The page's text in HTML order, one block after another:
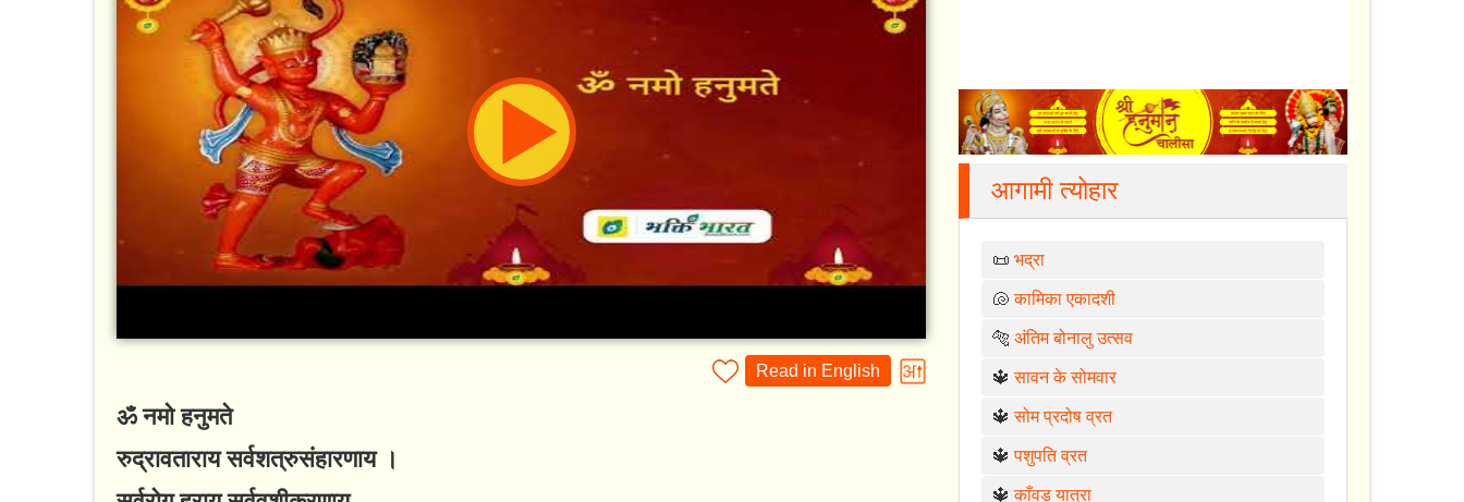
Read in English
ॐ नमो हनुमते
रुद्रावताराय सर्वशत्रुसंहारणाय ।
आगामी त्योहार
📜भद्रा
🐚कामिका एकादशी
🐅अंतिम बोनालु उत्सव
🔱सावन के सोमवार
🔱सोम प्रदोष व्रत
🔱पशुपति व्रत
🔱काँवड़ यात्रा